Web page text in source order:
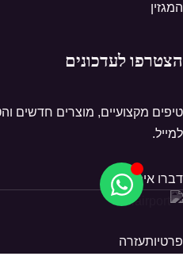
המגזין
הצטרפו לעדכונים
טיפים מקצועיים, מוצרים חדשים
למייל.
דברו איתנו
פרטיותעזרה